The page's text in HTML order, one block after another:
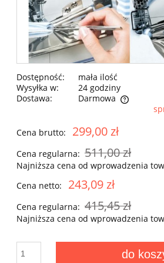
Dostępność:
mała ilość
Wysyłka w:
24 godziny
Dostawa:
Darmowa
Cena nie zawiera ewentualnych
Cena brutto: 299,00 zł
Cena regularna: 511,00 zł
Najniższa cena od wprowadzenia
Cena netto: 243,09 zł
Cena regularna: 415,45 zł
Najniższa cena od wprowadzenia
do